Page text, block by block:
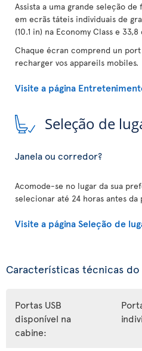
Assista a uma grande seleção
em ecrãs táteis individuais de
(10.1 in) na Economy Class e
Chaque écran comprend un
recharger vos appareils mobiles.
Visite a página
Seleção de
Janela ou corredor?
Acomode-se no lugar da sua
selecionar até 24 horas antes da
Visite a página Seleção de
Características técnicas do
Portas USB
disponível na
cabine: